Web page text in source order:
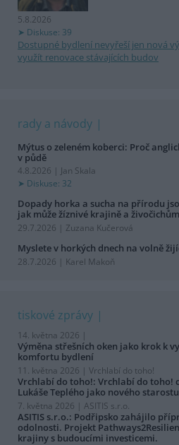
5.8.2026
Diskuse: 39
Dostupné bydlení nevyřeší jen nová
využít renovace stávajících budov
rady a návody
Mýtus o zeleném koberci: Proč
v půdě
4.8.2026 | Jan Skala
Diskuse: 32
Dopady horka a sucha na přírodu
jak může žíznivé krajině a
29.7.2026 | Zuzana Kučerová
Myslete v horkých dnech na volně
28.7.2026 | Karel Makoň
tiskové zprávy
14. května 2026 |
Výměna střešních oken jako krok k
komfortu bydlení
11. května 2026 | Vrchlabí do toho!
Vrchlabí do toho!: Vrchlabí do toho!
Lukáše Teplého jako nového starostu
7. května 2026 | ASITIS s.r.o.
ASITIS s.r.o.: Podřipsko zahájilo
odolnosti. Projekt
krajiny s budoucími investicemi.